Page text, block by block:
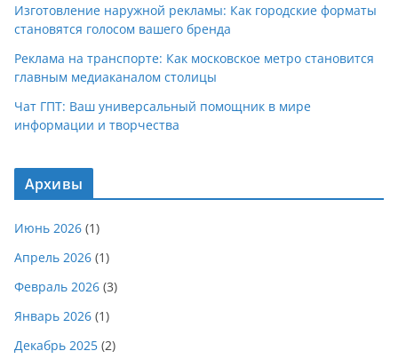
Изготовление наружной рекламы: Как городские форматы
становятся голосом вашего бренда
Реклама на транспорте: Как московское метро становится
главным медиаканалом столицы
Чат ГПТ: Ваш универсальный помощник в мире
информации и творчества
Архивы
Июнь 2026 (1)
Апрель 2026 (1)
Февраль 2026 (3)
Январь 2026 (1)
Декабрь 2025 (2)